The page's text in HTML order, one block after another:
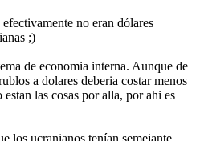
no eran dólares
;)
de economia interna. Aunque de
a dolares deberia costar menos
las cosas por alla, por ahi es
los ucranianos tenían semejante